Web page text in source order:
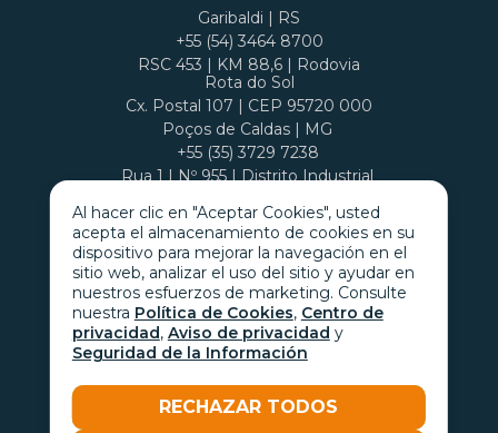
Al hacer clic en "Aceptar Cookies", usted
acepta el almacenamiento de cookies en su
dispositivo para mejorar la navegación en el
sitio web, analizar el uso del sitio y ayudar en
nuestros esfuerzos de marketing. Consulte
nuestra Política de Cookies, Centro de
privacidad, Aviso de privacidad y
Seguridad de la Información
RECHAZAR TODOS
Garibaldi | RS
+55 (54) 3464 8700
RSC 453 | KM 88,6 | Rodovia
Rota do Sol
Cx. Postal 107 | CEP 95720 000
Poços de Caldas | MG
+55 (35) 3729 7238
Rua 1 | Nº 955 | Distrito Industrial